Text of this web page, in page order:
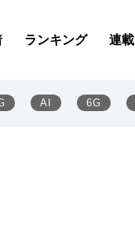
ランキング 連載
AI 6G